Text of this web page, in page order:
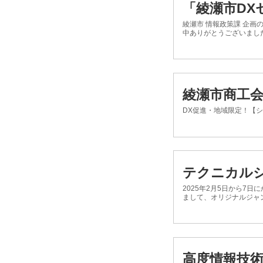
「綾瀬市
綾瀬市 情報政策課 企画
中ありがとうございまし
綾瀬市商工
DX促進・地域限定！【
テクニカル
2025年2月5日から7日
まして、オリジナルジ
高度情報技